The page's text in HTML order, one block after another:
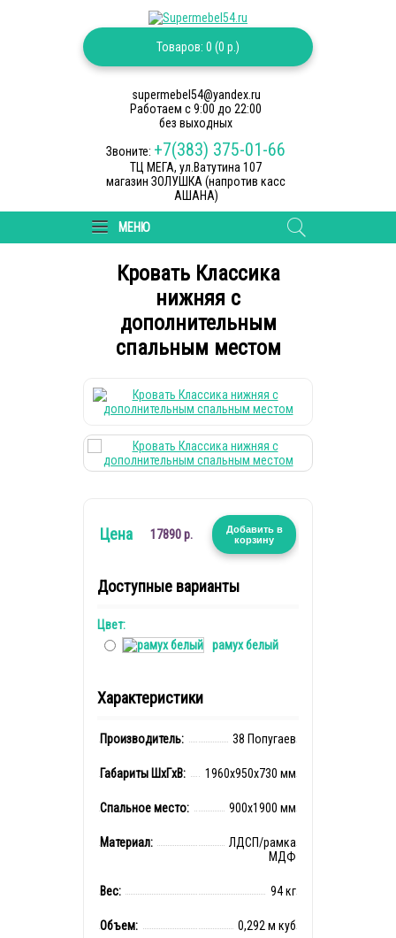
Товаров: 0 (0 р.)
supermebel54@yandex.ru
Работаем c 9:00 до 22:00
без выходных
Звоните: +7(383) 375-01-66
ТЦ МЕГА, ул.Ватутина 107
магазин ЗОЛУШКА (напротив касс
АШАНА)
МЕНЮ
Кровать Классика
нижняя с
дополнительным
спальным местом
Цена 17890 р.
Добавить в
корзину
Доступные варианты
Цвет:
рамух белый
Характеристики
Производитель: 38 Попугаев
Габариты ШxГxВ: 1960x950x730 мм
Спальное место: 900x1900 мм
Материал:
ЛДСП/рамка
МДФ
Вес: 94 кг
Объем: 0,292 м куб